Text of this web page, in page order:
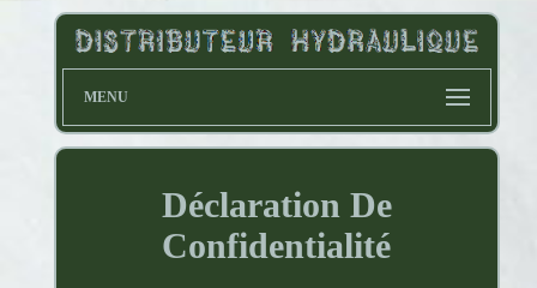
MENU
Déclaration De
Confidentialité